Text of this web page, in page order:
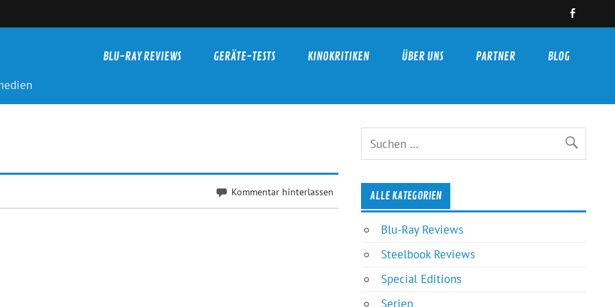
BLU-RAY REVIEWS GERÄTE-TESTS KINOKRITIKEN ÜBER UNS PARTNER BLOG
Kommentar hinterlassen ALLE KATEGORIEN
Blu-Ray Reviews
Steelbook Reviews
Special Editions
Serien